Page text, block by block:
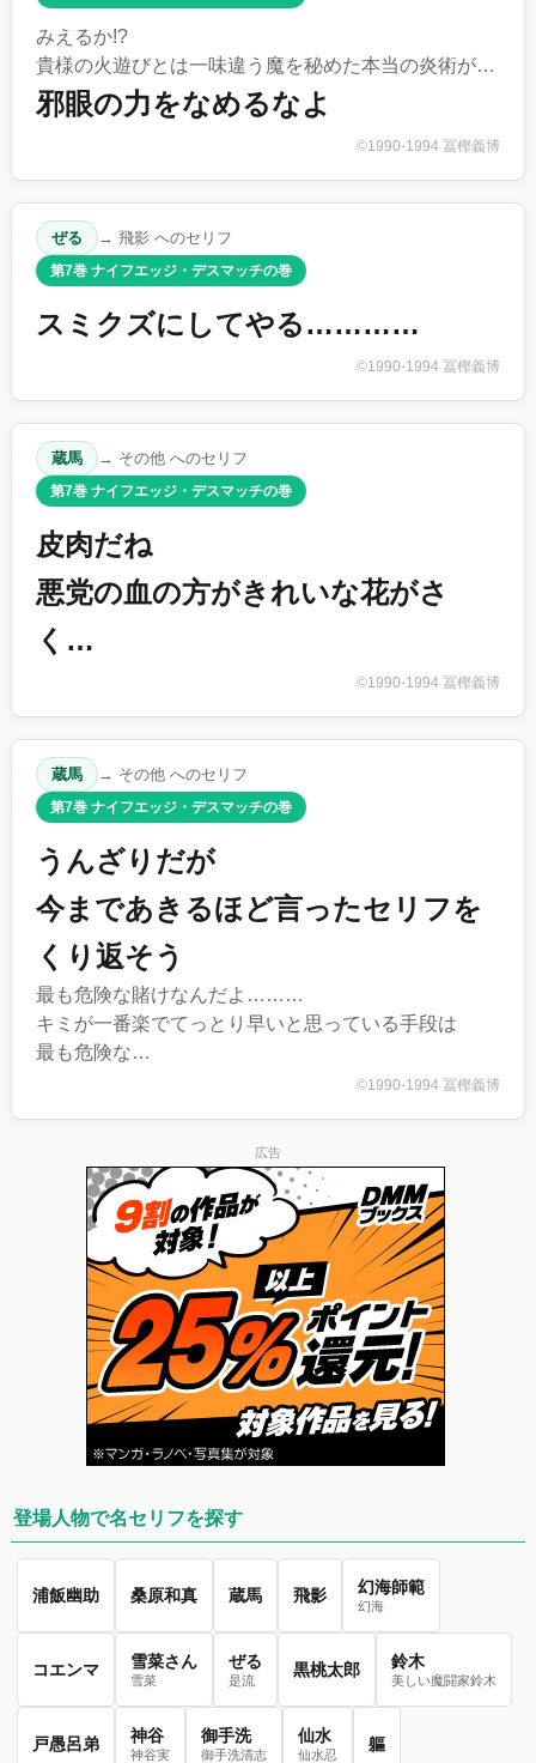
みえるか!?
貴様の火遊びとは一味違う魔を秘めた本当の炎術が…
邪眼の力をなめるなよ
©1990-1994 冨樫義博
ぜる → 飛影 へのセリフ
第7巻 ナイフエッジ・デスマッチの巻
スミクズにしてやる…………
©1990-1994 冨樫義博
蔵馬 → その他 へのセリフ
第7巻 ナイフエッジ・デスマッチの巻
皮肉だね
悪党の血の方がきれいな花がさ
く…
©1990-1994 冨樫義博
蔵馬 → その他 へのセリフ
第7巻 ナイフエッジ・デスマッチの巻
うんざりだが
今まであきるほど言ったセリフを
くり返そう
最も危険な賭けなんだよ………
キミが一番楽でてっとり早いと思っている手段は
最も危険な…
©1990-1994 冨樫義博
広告
登場人物で名セリフを探す
浦飯幽助 桑原和真 蔵馬 飛影 幻海師範
幻海
コエンマ 雪菜さん
雪菜
ぜる
是流
黒桃太郎 鈴木
美しい魔闘家鈴木
戸愚呂弟 神谷
神谷実
御手洗
御手洗清志
仙水
仙水忍
軀